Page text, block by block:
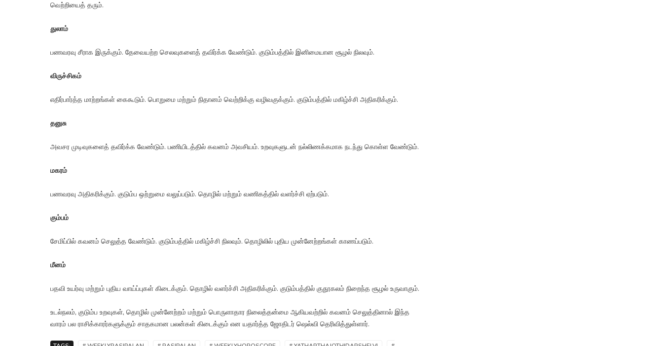
வெற்றியைத் தரும்.
துலாம்
பணவரவு சீராக இருக்கும். தேவையற்ற செலவுகளைத் தவிர்க்க வேண்டும். குடும்பத்தில் இனிமையான சூழல் நிலவும்.
விருச்சிகம்
எதிர்பார்த்த மாற்றங்கள் கைகூடும். பொறுமை மற்றும் நிதானம் வெற்றிக்கு வழிவகுக்கும். குடும்பத்தில் மகிழ்ச்சி அதிகரிக்கும்.
தனுசு
அவசர முடிவுகளைத் தவிர்க்க வேண்டும். பணியிடத்தில் கவனம் அவசியம். உறவுகளுடன் நல்லிணக்கமாக நடந்து கொள்ள வேண்டும்.
மகரம்
பணவரவு அதிகரிக்கும். குடும்ப ஒற்றுமை வலுப்படும். தொழில் மற்றும் வணிகத்தில் வளர்ச்சி ஏற்படும்.
கும்பம்
சேமிப்பில் கவனம் செலுத்த வேண்டும். குடும்பத்தில் மகிழ்ச்சி நிலவும். தொழிலில் புதிய முன்னேற்றங்கள் காணப்படும்.
மீனம்
பதவி உயர்வு மற்றும் புதிய வாய்ப்புகள் கிடைக்கும். தொழில் வளர்ச்சி அதிகரிக்கும். குடும்பத்தில் குதூகலம் நிறைந்த சூழல் உருவாகும்.
உடல்நலம், குடும்ப உறவுகள், தொழில் முன்னேற்றம் மற்றும் பொருளாதார நிலைத்தன்மை ஆகியவற்றில் கவனம் செலுத்தினால் இந்த
வாரம் பல ராசிக்காரர்களுக்கும் சாதகமான பலன்கள் கிடைக்கும் என யதார்த்த ஜோதிடர் ஷெல்வி தெரிவித்துள்ளார்.